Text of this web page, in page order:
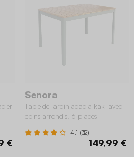
€
Senora
Table de jardin acacia kaki avec
coins arrondis, 6 places
4.1 (32)
149,99 €